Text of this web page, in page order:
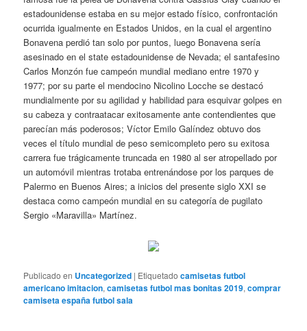
estadounidense estaba en su mejor estado físico, confrontación
ocurrida igualmente en Estados Unidos, en la cual el argentino
Bonavena perdió tan solo por puntos, luego Bonavena sería
asesinado en el state estadounidense de Nevada; el santafesino
Carlos Monzón fue campeón mundial mediano entre 1970 y
1977; por su parte el mendocino Nicolino Locche se destacó
mundialmente por su agilidad y habilidad para esquivar golpes en
su cabeza y contraatacar exitosamente ante contendientes que
parecían más poderosos; Víctor Emilo Galíndez obtuvo dos
veces el título mundial de peso semicompleto pero su exitosa
carrera fue trágicamente truncada en 1980 al ser atropellado por
un automóvil mientras trotaba entrenándose por los parques de
Palermo en Buenos Aires; a inicios del presente siglo XXI se
destaca como campeón mundial en su categoría de pugilato
Sergio «Maravilla» Martínez.
Publicado en Uncategorized | Etiquetado camisetas futbol
americano imitacion,camisetas futbol mas bonitas 2019,comprar
camiseta españa futbol sala